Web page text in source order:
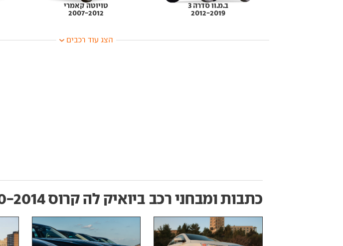
ב.מ.וו סדרה 3
2012-2019
טויוטה קאמרי
2007-2012
הצג עוד רכבים
כתבות ומבחני רכב ביואיק לה קרוס‏ 2010-2014